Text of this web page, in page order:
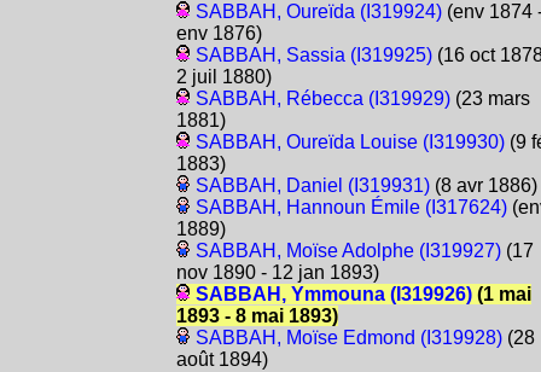
SABBAH, Oureïda (I319924)(env 1874
env 1876)
SABBAH, Sassia (I319925)(16 oct
2 juil 1880)
SABBAH, Rébecca (I319929)(23 mars
1881)
SABBAH, Oureïda Louise (I319930)(9
1883)
SABBAH, Daniel (I319931)(8 avr 1886)
SABBAH, Hannoun Émile (I317624)
1889)
SABBAH, Moïse Adolphe (I319927)(17
nov 1890 - 12 jan 1893)
SABBAH, Ymmouna (I319926)(1 mai
1893 - 8 mai 1893)
SABBAH, Moïse Edmond (I319928)(28
août 1894)